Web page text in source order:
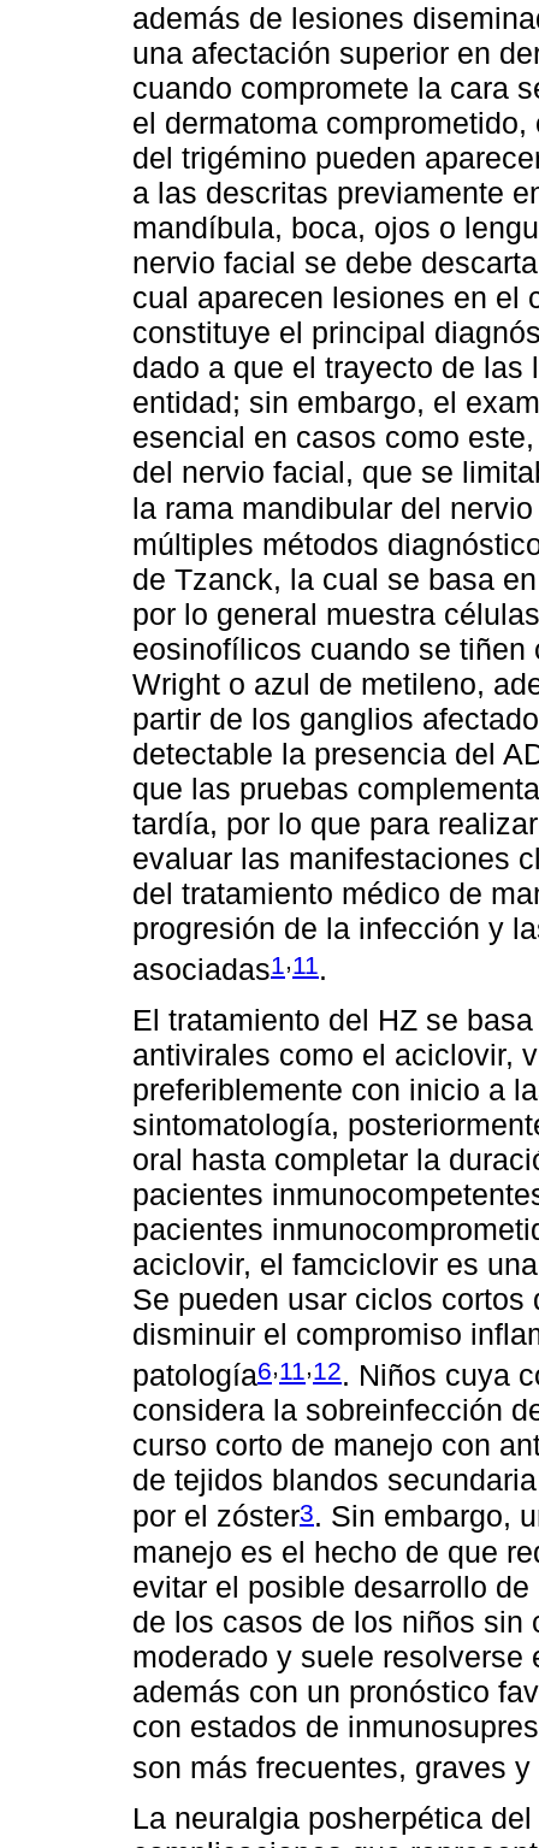
además de lesiones
una afectación superior en
cuando compromete la cara
el dermatoma
del trigémino pueden
a las descritas previamente
mandíbula, boca, ojos o
nervio facial se debe
cual aparecen lesiones en el
constituye el principal
dado a que el trayecto de
entidad; sin embargo, el
esencial en casos como
del nervio facial, que se
la rama mandibular del
múltiples métodos
de Tzanck, la cual se basa
por lo general muestra
eosinofílicos cuando se
Wright o azul de metileno,
partir de los ganglios
detectable la presencia del
que las pruebas
tardía, por lo que para
evaluar las manifestaciones
del tratamiento médico de
progresión de la infección y
asociadas1 11 .
El tratamiento del HZ se
antivirales como el aciclovir,
preferiblemente con inicio a
sintomatología,
oral hasta completar la
pacientes
pacientes
aciclovir, el famciclovir es
Se pueden usar ciclos
disminuir el compromiso
patología6,11,12. Niños cuya
considera la sobreinfección
curso corto de manejo con
de tejidos blandos
por el zóster3. Sin embargo,
manejo es el hecho de que
evitar el posible desarrollo
de los casos de los niños sin
moderado y suele resolverse
además con un pronóstico
con estados de
son más frecuentes, graves
La neuralgia posherpética